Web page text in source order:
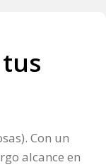
Con un
alcance en